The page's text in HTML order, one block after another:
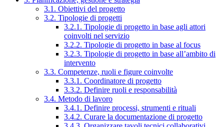
3.1. Obiettivi del progetto
3.2. Tipologie di progetti
3.2.1. Tipologie di progetto in base agli attori
coinvolti nel servizio
3.2.2. Tipologie di progetto in base al focus
3.2.3. Tipologie di progetto in base all’ambito di
intervento
3.3. Competenze, ruoli e figure coinvolte
3.3.1. Coordinatore di progetto
3.3.2. Definire ruoli e responsabilità
3.4. Metodo di lavoro
3.4.1. Definire processi, strumenti e rituali
3.4.2. Curare la documentazione di progetto